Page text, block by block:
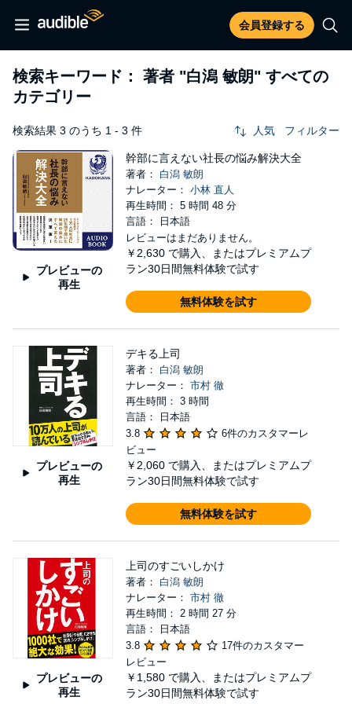
会員登録する
検索キーワード： 著者 "白潟 敏朗" すべての
カテゴリー
検索結果 3 のうち 1 - 3 件 人気 フィルター
プレビューの
再生
幹部に言えない社長の悩み解決大全
著者： 白潟 敏朗
ナレーター： 小林 直人
再生時間： 5 時間 48 分
言語： 日本語
レビューはまだありません。
￥2,630 で購入、またはプレミアムプ
ラン30日間無料体験で試す
無料体験を試す
プレビューの
再生
デキる上司
著者： 白潟 敏朗
ナレーター： 市村 徹
再生時間： 3 時間
言語： 日本語
3.8
6件のカスタマーレ
ビュー
￥2,060 で購入、またはプレミアムプ
ラン30日間無料体験で試す
無料体験を試す
プレビューの
再生
上司のすごいしかけ
著者： 白潟 敏朗
ナレーター： 市村 徹
再生時間： 2 時間 27 分
言語： 日本語
3.8
17件のカスタマー
レビュー
￥1,580 で購入、またはプレミアムプ
ラン30日間無料体験で試す